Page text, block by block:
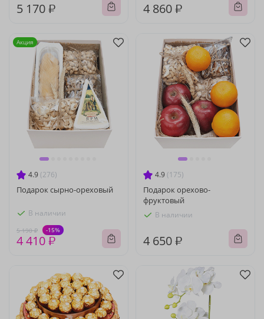
5 170 ₽ 4 860 ₽
4.9 (276)
Подарок сырно-ореховый
В наличии
5 190 ₽ -15%
4 410 ₽
Акция
4.9 (175)
Подарок орехово-
фруктовый
В наличии
4 650 ₽